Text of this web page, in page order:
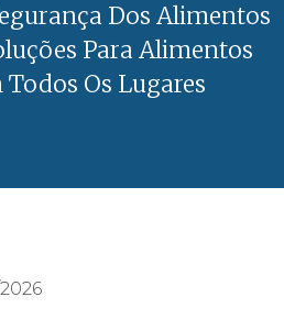
Dos Alimentos
Para Alimentos
Todos Os Lugares